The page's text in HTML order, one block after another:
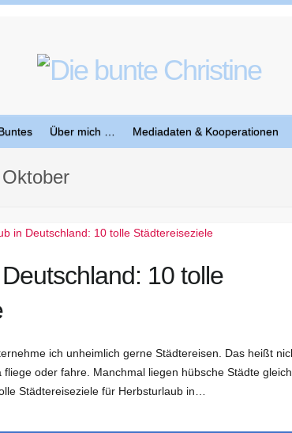
Über mich … Mediadaten & Kooperationen
10 tolle
ich unheimlich gerne Städtereisen. Das heißt
oder fahre. Manchmal liegen hübsche Städte
Städtereiseziele für Herbsturlaub in…